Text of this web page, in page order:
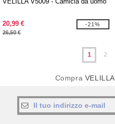
20,99 €
26,50 €
-21%
1 2
Compra VELILLA